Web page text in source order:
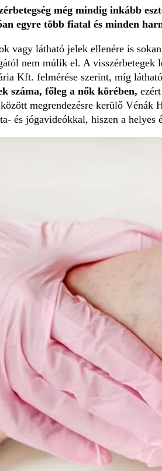
még mindig inkább
egyre több fiatal és minden
vagy látható jelek ellenére is
nem múlik el. A visszérbetegek
Kft. felmérése szerint, míg
száma, főleg a nők körében,
megrendezésre kerülő Vénák
és jógavideókkal, hiszen a